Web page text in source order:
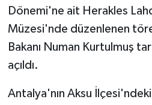
Dönemi'ne ait Herakles
Müzesi'nde düzenlenen
Bakanı Numan Kurtulmuş
açıldı.
Antalya'nın Aksu